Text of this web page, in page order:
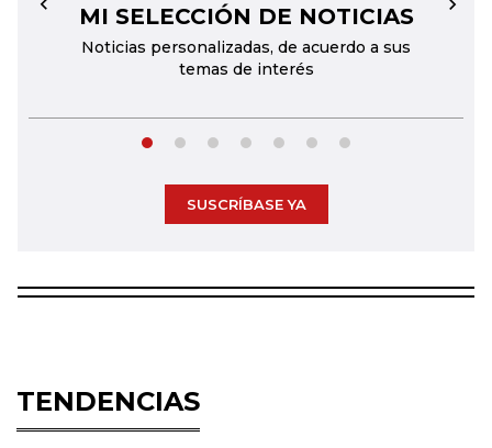
MI SELECCIÓN DE NOTICIAS
Noticias personalizadas, de acuerdo a sus
temas de interés
← →
SUSCRÍBASE YA
TENDENCIAS